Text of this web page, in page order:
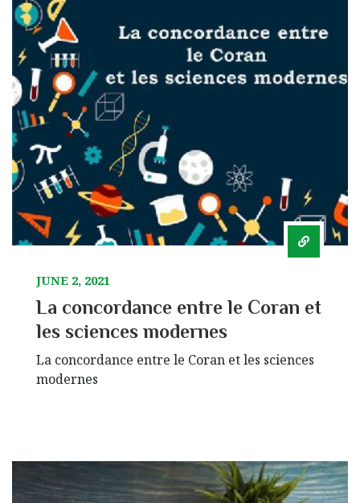
JUNE 2, 2021
La concordance entre le Coran et
les sciences modernes
La concordance entre le Coran et les sciences
modernes